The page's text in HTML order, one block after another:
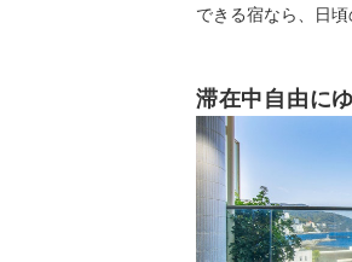
できる宿なら、日
滞在中自由に